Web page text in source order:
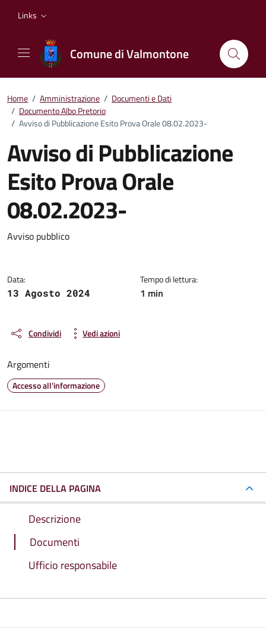
Links
Comune di Valmontone
Home / Amministrazione / Documenti e Dati
/ Documento Albo Pretorio
/ Avviso di Pubblicazione Esito Prova Orale 08.02.2023-
Avviso di Pubblicazione
Esito Prova Orale
08.02.2023-
Dettagli del documento
Avviso pubblico
Data:
13 Agosto 2024
Tempo di lettura:
1 min
Condividi Vedi azioni
Argomenti
Accesso all'informazione
INDICE DELLA PAGINA
Descrizione
Documenti
Ufficio responsabile